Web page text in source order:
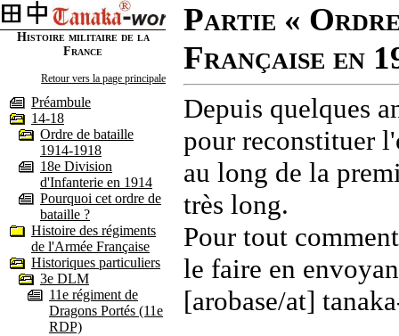
Histoire militaire de la
France
Retour vers la page principale
Préambule
14-18
Ordre de bataille
1914-1918
18e Division
d'Infanterie en 1914
Pourquoi cet ordre de
bataille ?
Histoire des régiments
de l'Armée Française
Historiques particuliers
3e DLM
11e régiment de
Dragons Portés (11e
RDP)
Partie «
Française en
Depuis quelques
pour reconstituer
au long de la
très long.
Pour tout
le faire en
[arobase/at]